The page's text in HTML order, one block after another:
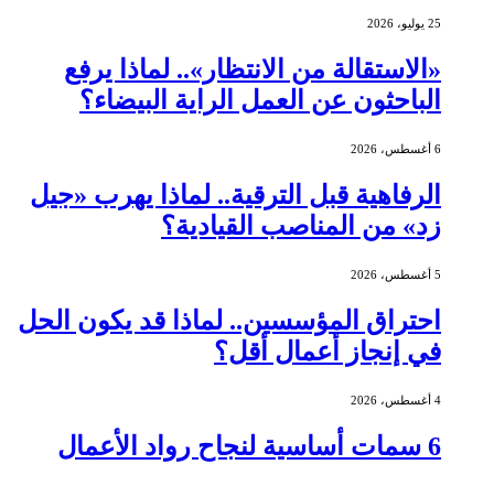
25 يوليو، 2026
«الاستقالة من الانتظار».. لماذا يرفع
الباحثون عن العمل الراية البيضاء؟
6 أغسطس، 2026
الرفاهية قبل الترقية.. لماذا يهرب «جيل
زد» من المناصب القيادية؟
5 أغسطس، 2026
احتراق المؤسسين.. لماذا قد يكون الحل
في إنجاز أعمال أقل؟
4 أغسطس، 2026
6 سمات أساسية لنجاح رواد الأعمال